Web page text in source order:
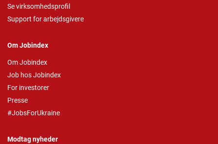
Se virksomhedsprofil
Support for arbejdsgivere
Om Jobindex
Om Jobindex
Job hos Jobindex
For investorer
Presse
#JobsForUkraine
Modtag nyheder